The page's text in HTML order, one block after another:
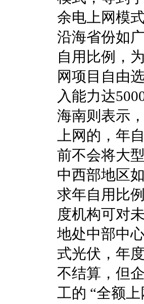
余电上网模
沿海省份如
自用比例，
网项目自由
入能力达
海南则表示
上网的，年
前不会将大
中西部地区
求年自用比
度机构可对
地处中部中
式光伏，年
不结算，但
工的 “全额